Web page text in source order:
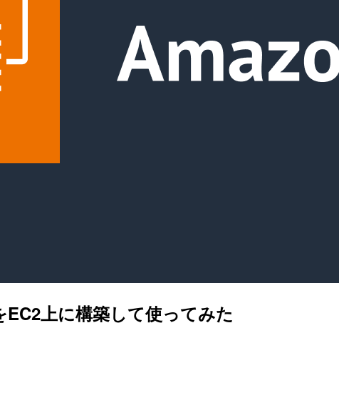
上に構築して使ってみた